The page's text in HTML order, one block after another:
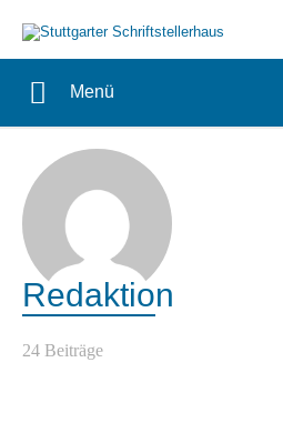
Menü
Redaktion
24 Beiträge